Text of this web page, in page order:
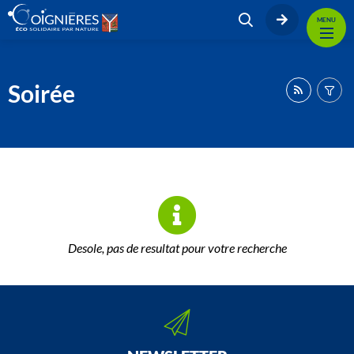
MENU
Soirée
Desole, pas de resultat pour votre recherche